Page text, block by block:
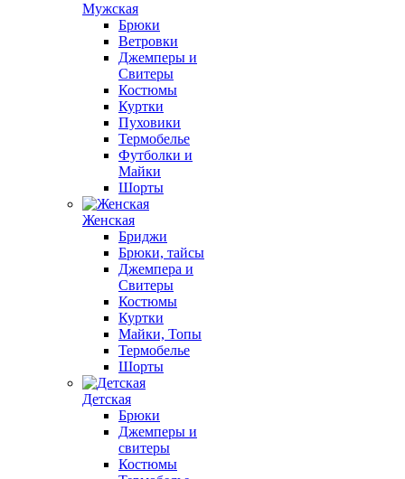
Мужская
Брюки
Ветровки
Джемперы и
Свитеры
Костюмы
Куртки
Пуховики
Термобелье
Футболки и
Майки
Шорты
Женская
Бриджи
Брюки, тайсы
Джемпера и
Свитеры
Костюмы
Куртки
Майки, Топы
Термобелье
Шорты
Детская
Брюки
Джемперы и
свитеры
Костюмы